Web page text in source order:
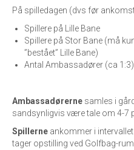
På spilledagen (dvs før
Spillere på Lille Bane
Spillere på Stor Bane (må
”bestået” Lille Bane)
Antal Ambassadører (ca 1:3)
Ambassadørerne samles i
sandsynligvis være tale om 4-7
Spillerne ankommer i intervallet
tager opstilling ved Golfbag-